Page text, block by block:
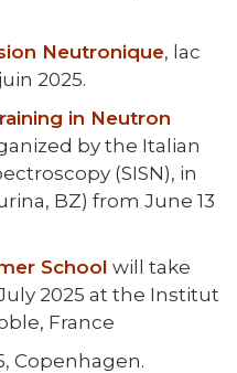
Neutronique, lac
2025.
in Neutron
by the Italian
(SISN), in
BZ) from June 13
School will take
2025 at the Institut
France
Copenhagen.